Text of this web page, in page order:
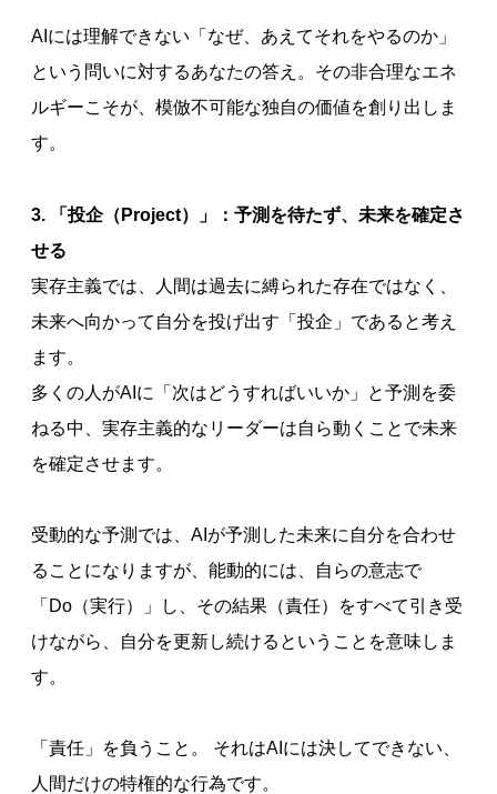
AIには理解できない「なぜ、あえてそれをやるのか」
という問いに対するあなたの答え。その非合理なエネ
ルギーこそが、模倣不可能な独自の価値を創り出しま
す。
3. 「投企（Project）」：予測を待たず、未来を確定さ
せる
実存主義では、人間は過去に縛られた存在ではなく、
未来へ向かって自分を投げ出す「投企」であると考え
ます。
多くの人がAIに「次はどうすればいいか」と予測を委
ねる中、実存主義的なリーダーは自ら動くことで未来
を確定させます。
受動的な予測では、AIが予測した未来に自分を合わせ
ることになりますが、能動的には、自らの意志で
「Do（実行）」し、その結果（責任）をすべて引き受
けながら、自分を更新し続けるということを意味しま
す。
「責任」を負うこと。 それはAIには決してできない、
人間だけの特権的な行為です。